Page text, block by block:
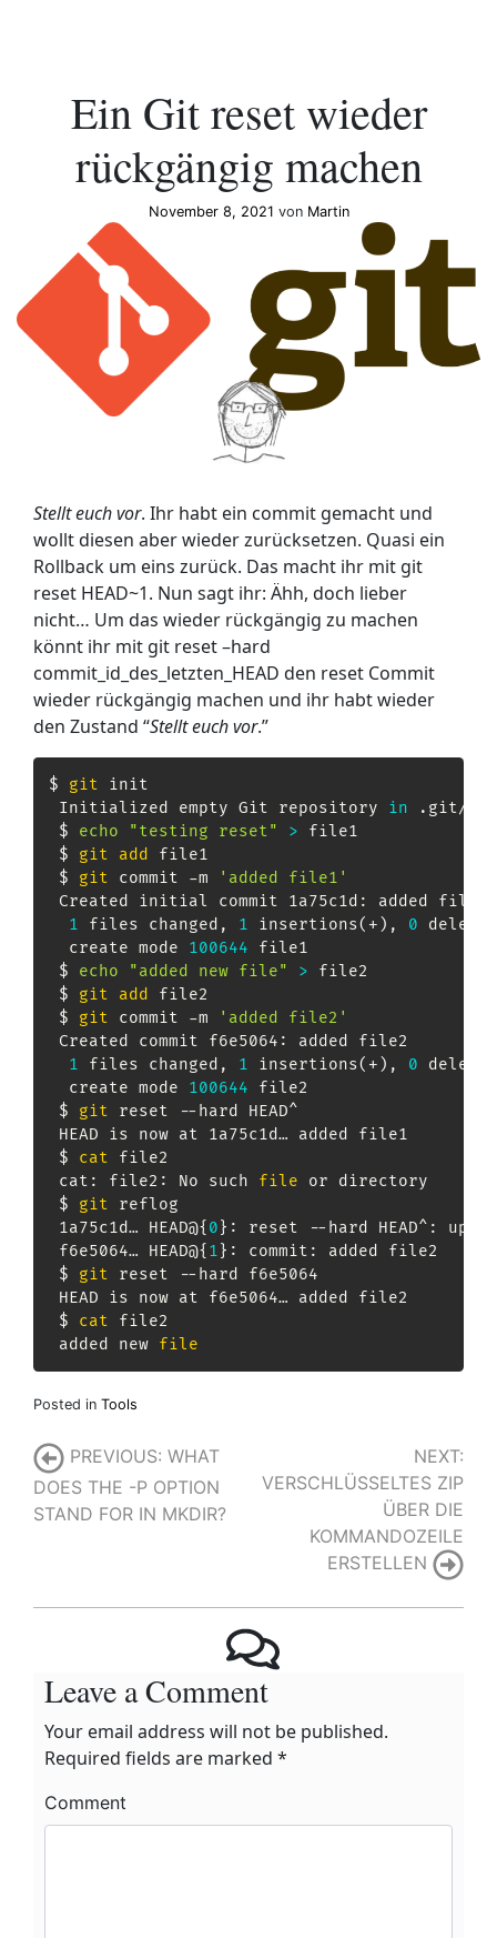
Ein Git reset wieder
rückgängig machen
November 8, 2021 von Martin
Stellt euch vor. Ihr habt ein commit gemacht und
wollt diesen aber wieder zurücksetzen. Quasi ein
Rollback um eins zurück. Das macht ihr mit git
reset HEAD~1. Nun sagt ihr: Ähh, doch lieber
nicht… Um das wieder rückgängig zu machen
könnt ihr mit git reset –hard
commit_id_des_letzten_HEAD den reset Commit
wieder rückgängig machen und ihr habt wieder
den Zustand “Stellt euch vor.”
$ git init
Initialized empty Git repository in .git/
$ echo "testing reset" > file1
$ git add
file1
$ git commit -m
'added file1'
Created initial commit 1a75c1d: added file1
1 files changed, 1 insertions( + ) , 0
  create mode
100644 file1
$ echo "added new file" > file2
$ git add
file2
$ git commit -m
'added file2'
Created commit f6e5064: added file2
1 files changed, 1 insertions( + ) , 0
  create mode
100644 file2
$ git reset --hard HEAD^
HEAD is now at 1a75c1d… added file1
$ cat file2
cat: file2: No such file or directory
$ git reflog
1a75c1d… HEAD@{ 0} : reset --hard HEAD^:
f6e5064… HEAD@{ 1} : commit: added file2
$ git reset --hard f6e5064
HEAD is now at f6e5064… added file2
$ cat file2
added new file
Posted in Tools
Post
navigation
PREVIOUS: WHAT
DOES THE -P OPTION
STAND FOR IN MKDIR?
NEXT:
VERSCHLÜSSELTES ZIP
ÜBER DIE
KOMMANDOZEILE
ERSTELLEN
Leave a Comment
Your email address will not be published.
Required fields are marked *
Comment